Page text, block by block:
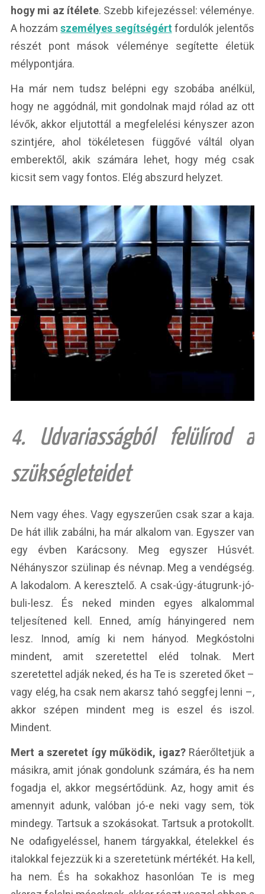
hogy mi az ítélete. Szebb kifejezéssel: véleménye.
A hozzámszemélyes segítségértfordulók jelentős
részét pont mások véleménye segítette életük
mélypontjára.
Ha már nem tudsz belépni egy szobába anélkül,
hogy ne aggódnál, mit gondolnak majd rólad az ott
lévők, akkor eljutottál a megfelelési kényszer azon
szintjére, ahol tökéletesen függővé váltál olyan
emberektől, akik számára lehet, hogy még csak
kicsit sem vagy fontos. Elég abszurd helyzet.
4. Udvariasságból felülírod a
szükségleteidet
Nem vagy éhes. Vagy egyszerűen csak szar a kaja.
De hát illik zabálni, ha már alkalom van. Egyszer van
egy évben Karácsony. Meg egyszer Húsvét.
Néhányszor szülinap és névnap. Meg a vendégség.
A lakodalom. A keresztelő. A csak-úgy-átugrunk-jó-
buli-lesz. És neked minden egyes alkalommal
teljesítened kell. Enned, amíg hányingered nem
lesz. Innod, amíg ki nem hányod. Megkóstolni
mindent, amit szeretettel eléd tolnak. Mert
szeretettel adják neked, és ha Te is szereted őket –
vagy elég, ha csak nem akarsz tahó seggfej lenni –,
akkor szépen mindent meg is eszel és iszol.
Mindent.
Mert a szeretet így működik, igaz?Ráerőltetjük a
másikra, amit jónak gondolunk számára, és ha nem
fogadja el, akkor megsértődünk. Az, hogy amit és
amennyit adunk, valóban jó-e neki vagy sem, tök
mindegy. Tartsuk a szokásokat. Tartsuk a protokollt.
Ne odafigyeléssel, hanem tárgyakkal, ételekkel és
italokkal fejezzük ki a szeretetünk mértékét. Ha kell,
ha nem. És ha sokakhoz hasonlóan Te is meg